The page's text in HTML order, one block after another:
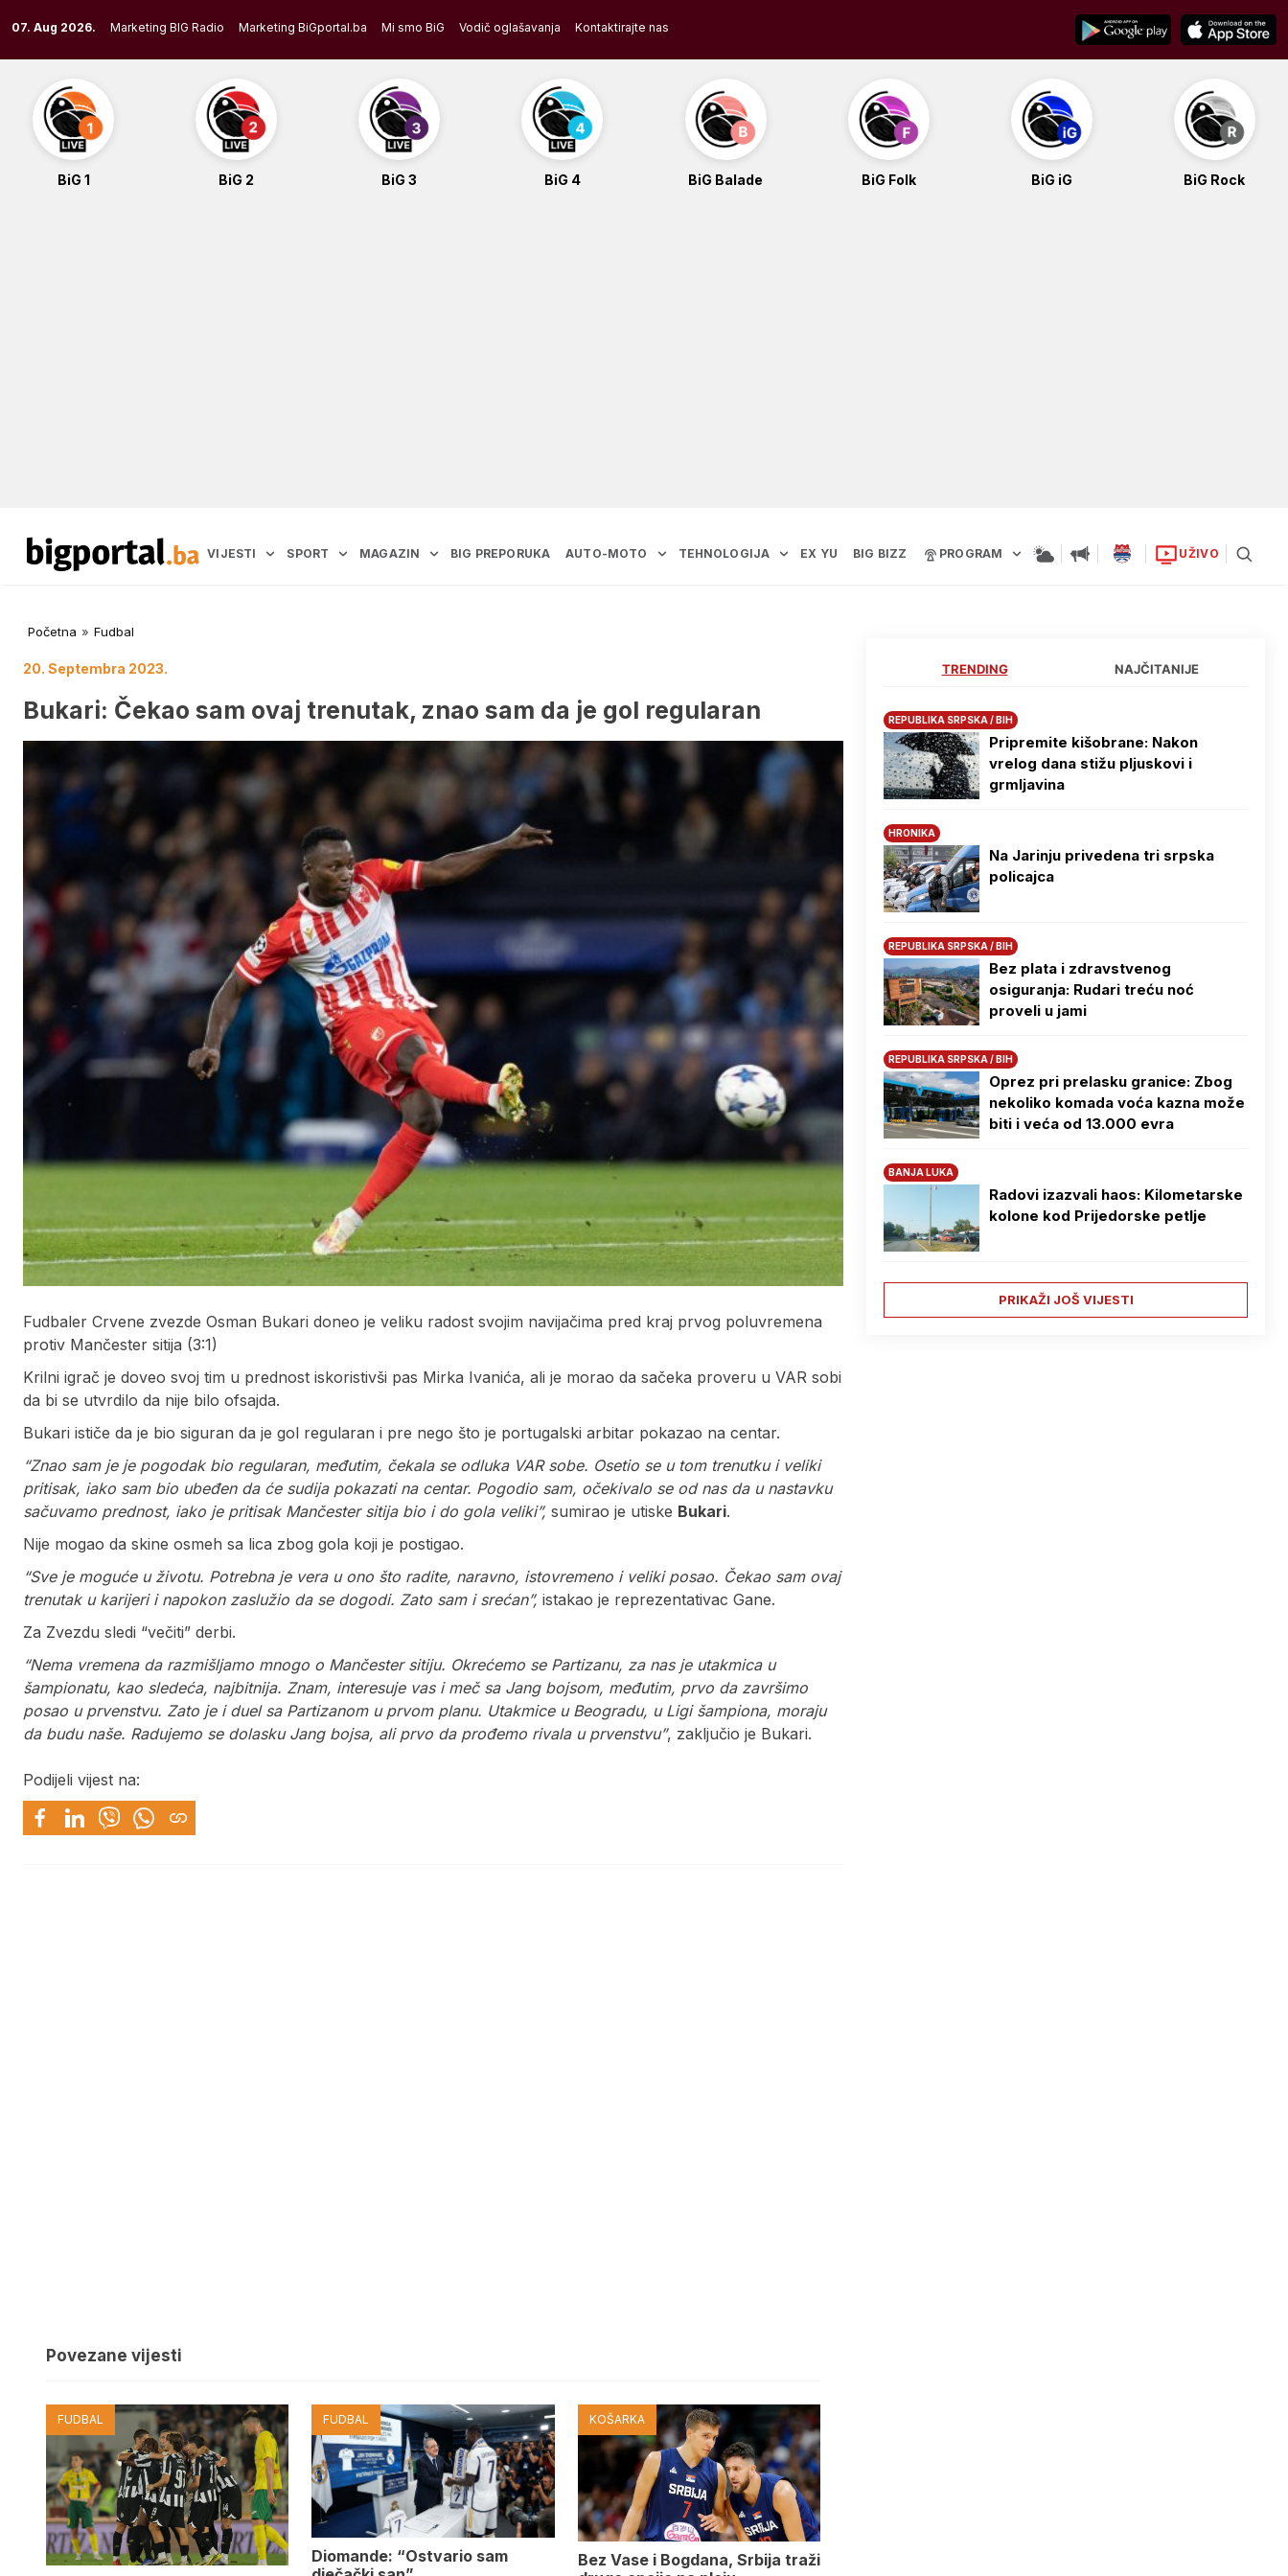
to
content
07. Aug 2026. Marketing BIG Radio Marketing BiGportal.ba Mi smo BiG Vodič oglašavanja Kontaktirajte nas
BiG 1 BiG 2 BiG 3 BiG 4 BiG Balade BiG Folk BiG iG BiG Rock
VIJESTI SPORT MAGAZIN BIG PREPORUKA AUTO-MOTO TEHNOLOGIJA EX YU BIG BIZZ PROGRAM UŽIVO
Početna » Fudbal
20. Septembra 2023.
Bukari: Čekao sam ovaj trenutak, znao sam da je gol regularan
Fudbaler Crvene zvezde Osman Bukari doneo je veliku radost svojim navijačima pred kraj prvog poluvremena
protiv Mančester sitija (3:1)
Krilni igrač je doveo svoj tim u prednost iskoristivši pas Mirka Ivanića, ali je morao da sačeka proveru u VAR sobi
da bi se utvrdilo da nije bilo ofsajda.
Bukari ističe da je bio siguran da je gol regularan i pre nego što je portugalski arbitar pokazao na centar.
“Znao sam je je pogodak bio regularan, međutim, čekala se odluka VAR sobe. Osetio se u tom trenutku i veliki
pritisak, iako sam bio ubeđen da će sudija pokazati na centar. Pogodio sam, očekivalo se od nas da u nastavku
sačuvamo prednost, iako je pritisak Mančester sitija bio i do gola veliki”, sumirao je utiske Bukari.
Nije mogao da skine osmeh sa lica zbog gola koji je postigao.
“Sve je moguće u životu. Potrebna je vera u ono što radite, naravno, istovremeno i veliki posao. Čekao sam ovaj
trenutak u karijeri i napokon zaslužio da se dogodi. Zato sam i srećan”, istakao je reprezentativac Gane.
Za Zvezdu sledi “večiti” derbi.
“Nema vremena da razmišljamo mnogo o Mančester sitiju. Okrećemo se Partizanu, za nas je utakmica u
šampionatu, kao sledeća, najbitnija. Znam, interesuje vas i meč sa Jang bojsom, međutim, prvo da završimo
posao u prvenstvu. Zato je i duel sa Partizanom u prvom planu. Utakmice u Beogradu, u Ligi šampiona, moraju
da budu naše. Radujemo se dolasku Jang bojsa, ali prvo da prođemo rivala u prvenstvu”, zaključio je Bukari.
Podijeli vijest na:
Povezane vijesti
FUDBAL FUDBAL
Diomande: “Ostvario sam
KOŠARKA
Bez Vase i Bogdana, Srbija traži
TRENDING NAJČITANIJE
REPUBLIKA SRPSKA / BIH
Pripremite kišobrane: Nakon
vrelog dana stižu pljuskovi i
grmljavina
HRONIKA
Na Јarinju privedena tri srpska
policajca
REPUBLIKA SRPSKA / BIH
Bez plata i zdravstvenog
osiguranja: Rudari treću noć
proveli u jami
REPUBLIKA SRPSKA / BIH
Oprez pri prelasku granice: Zbog
nekoliko komada voća kazna može
biti i veća od 13.000 evra
BANJA LUKA
Radovi izazvali haos: Kilometarske
kolone kod Prijedorske petlje
PRIKAŽI JOŠ VIJESTI